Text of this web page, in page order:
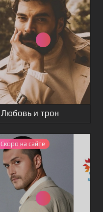
Любовь и трон
Скоро на сайте